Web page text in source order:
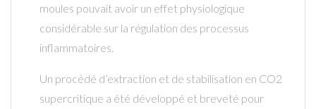
moules pouvait avoir un effet physiologique
considérable sur la régulation des processus
inflammatoires.
Un procédé d’extraction et de stabilisation en CO2
supercritique a été développé et breveté pour